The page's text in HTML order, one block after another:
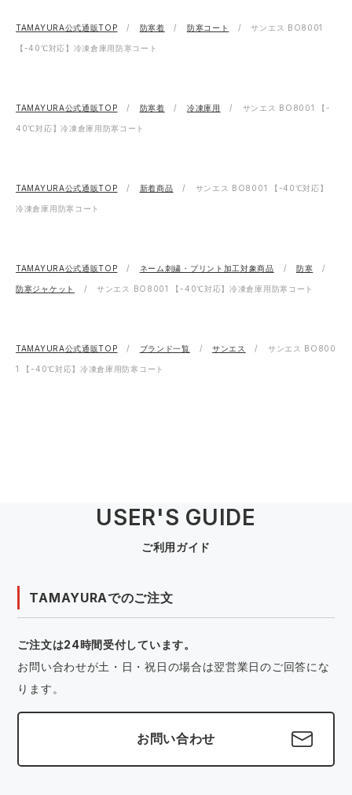
TAMAYURA公式通販TOP 防寒着 防寒コート サンエス BO8001
【-40℃対応】冷凍倉庫用防寒コート
TAMAYURA公式通販TOP 防寒着 冷凍庫用 サンエス BO8001 【-
40℃対応】冷凍倉庫用防寒コート
TAMAYURA公式通販TOP 新着商品 サンエス BO8001 【-40℃対応】
冷凍倉庫用防寒コート
TAMAYURA公式通販TOP ネーム刺繍・プリント加工対象商品 防寒
防寒ジャケット サンエス BO8001 【-40℃対応】冷凍倉庫用防寒コート
TAMAYURA公式通販TOP ブランド一覧 サンエス サンエス BO800
1 【-40℃対応】冷凍倉庫用防寒コート
USER'S GUIDE
ご利用ガイド
TAMAYURAでのご注文
ご注文は24時間受付しています。
お問い合わせが土・日・祝日の場合は翌営業日のご回答にな
ります。
お問い合わせ